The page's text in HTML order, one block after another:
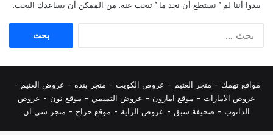
يبدوا أننا لم ’ نستطع أن نجد ما ’ تبحث عنه. من الممكن أن يساعدك البحث.
مواقع تهمك - متجر العثيم - عروض الكويت - متجر بنده - عروض العثيم -
عروض الامارات - موقع امازون - عروض التميمي - موقع نون - عروض
الدانوب - صحيفة سبق - عروض الراية - موقع حراج - متجر شي ان